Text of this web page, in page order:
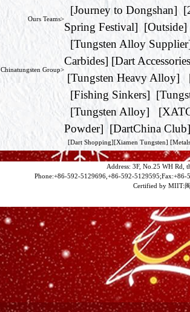
Ours Teams>
[Journey to Dongshan] [
Spring Festival] [Outside]
Chinatungsten Group>
[Tungsten Alloy Supplier
Carbides] [Dart
[Tungsten Heavy Alloy]
[Fishing Sinkers] [
[Tungsten Alloy] [
Powder] [DartChina Club
[Dart Shopping][Xiamen Tungsten]
Address: 3F, No.25 WH Rd,
Phone:+86-592-5129696,+86-592-
Certified by MIIT: